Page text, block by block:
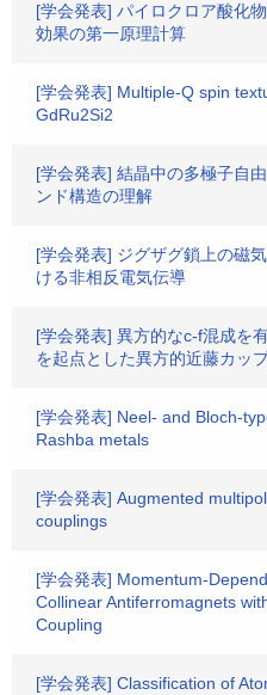
[学会発表] パイロクロア酸化
効果の第一原理計算
[学会発表] Multiple-Q spin
GdRu2Si2
[学会発表] 結晶中の多極子自
ンド構造の理解
[学会発表] ジグザグ鎖上の磁
ける非相反電気伝導
[学会発表] 異方的なc-f混成を
を起点とした異方的近藤カッ
[学会発表] Neel- and Bloch-
Rashba metals
[学会発表] Augmented
couplings
[学会発表] Momentum-
Collinear Antiferromagnets
Coupling
[学会発表] Classification of